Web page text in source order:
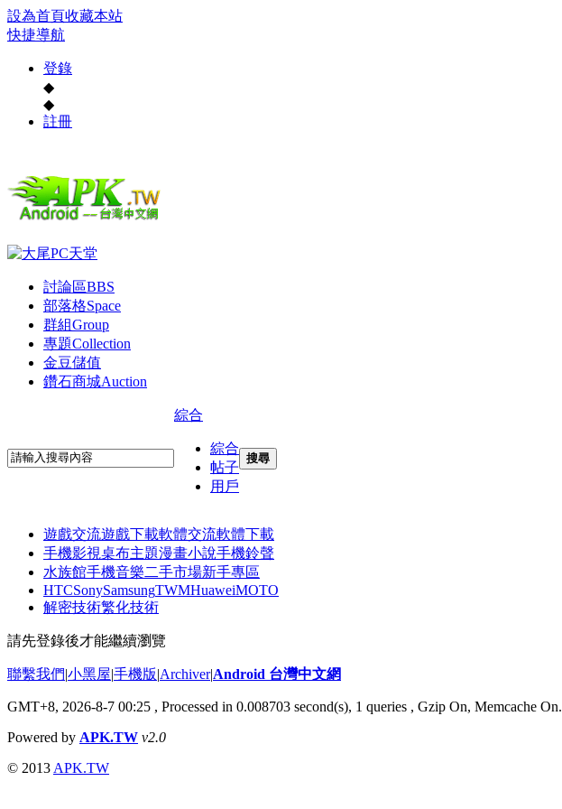
設為首頁收藏本站
快捷導航
登錄
◆
◆
註冊
討論區BBS
部落格Space
群組Group
專題Collection
金豆儲值
鑽石商城Auction
綜合
綜合
帖子
用戶
搜尋
遊戲交流遊戲下載軟體交流軟體下載
手機影視桌布主題漫畫小說手機鈴聲
水族館手機音樂二手市場新手專區
HTCSonySamsungTWMHuaweiMOTO
解密技術繁化技術
請先登錄後才能繼續瀏覽
聯繫我們|小黑屋|手機版|Archiver|Android 台灣中文網
GMT+8, 2026-8-7 00:25 , Processed in 0.008703 second(s), 1 queries , Gzip On, Memcache On.
Powered by APK.TW v2.0
© 2013 APK.TW